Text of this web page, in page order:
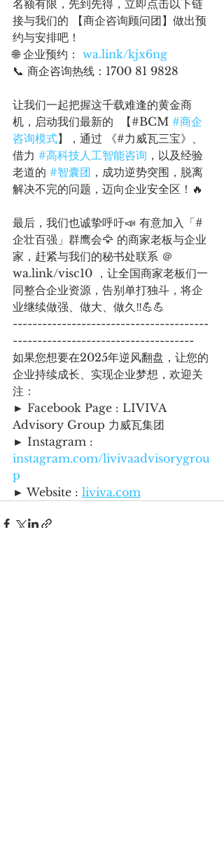
名额有限，先到先得，立即点击以下链
接与我们的 【商企咨询顾问团】做出预
约与安排吧！
🌐 企业预约： wa.link/kjx6ng
📞 商企咨询热线：1700 81 9828
让我们一起把握这千载难逢的黄金商
机，启动我们最新的  【#BCM #商企
咨询模式】，通过 《#力威瓦三宝》、
借力 #高科技人工智能咨询 ，以及经验
老道的 #智囊团 ，成功逆势突围，脱离
解决不完的问题，迈向企业安全区！🔥
最后，我们也诚挚呼吁📣 有意加入「#
企壮百强」群鹰会🦅 的商家老板与企业
家，赶紧与我们的秘书处联系 ＠
wa.link/visc10 ，让全国商家老板们一
同整合企业资源，告别单打独斗，将企
业继续做强、做大、做久‼️💪💪
----------------------------------------
-------------------------------------
如果您想要在2025年逆风翻盘，让您的
企业持续成长、实现企业梦想，欢迎关
注：
► Facebook Page : LIVIVA
Advisory Group 力威瓦集团
► Instagram :
instagram.com/livivaadvisorygrou
p
► Website : liviva.com